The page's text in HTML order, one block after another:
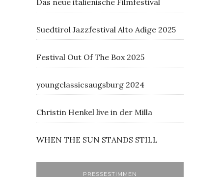
Suedtirol Jazzfestival Alto Adige 2025
Festival Out Of The Box 2025
youngclassicsaugsburg 2024
Christin Henkel live in der Milla
WHEN THE SUN STANDS STILL
PRESSESTIMMEN